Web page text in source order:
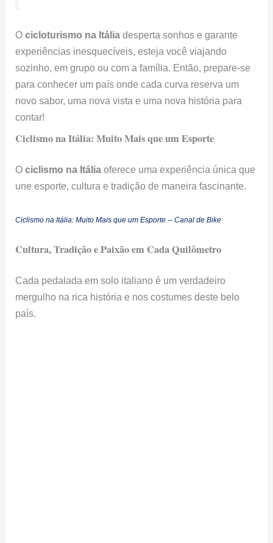
Ocicloturismo na Itália desperta sonhos e garante
experiências inesquecíveis, esteja você viajando
sozinho, em grupo ou com a família. Então, prepare-se
para conhecer um país onde cada curva reserva um
novo sabor, uma nova vista e uma nova história para
contar!
Ciclismo na Itália: Muito Mais que um Esporte
Ociclismo na Itália oferece uma experiência única que
une esporte, cultura e tradição de maneira fascinante.
Ciclismo na Itália: Muito Mais que um Esporte – Canal de Bike
Cultura, Tradição e Paixão em Cada Quilômetro
Cada pedalada em solo italiano é um verdadeiro
mergulho na rica história e nos costumes deste belo
país.